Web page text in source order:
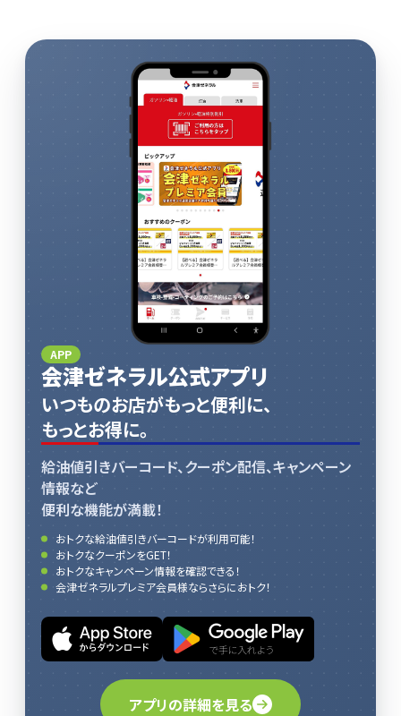
APP
会津ゼネラル公式アプリ
いつものお店がもっと便利に、
もっとお得に。
給油値引きバーコード、クーポン配信、キャンペーン
情報など
便利な機能が満載！
おトクな給油値引きバーコードが利用可能！
おトクなクーポンをGET！
おトクなキャンペーン情報を確認できる！
会津ゼネラルプレミア会員様ならさらにおトク！
アプリの詳細を見る